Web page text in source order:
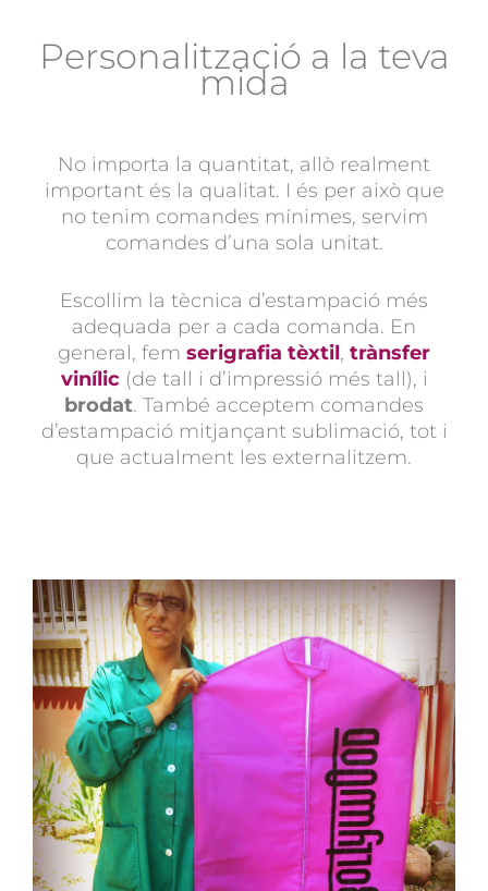
Personalització a la teva
mida
No importa la quantitat, allò realment
important és la qualitat. I és per això que
no tenim comandes mínimes, servim
comandes d’una sola unitat.
Escollim la tècnica d’estampació més
adequada per a cada comanda. En
general, fem serigrafia tèxtil, trànsfer
vinílic(de tall i d’impressió més tall), i
brodat. També acceptem comandes
d’estampació mitjançant sublimació, tot i
que actualment les externalitzem.